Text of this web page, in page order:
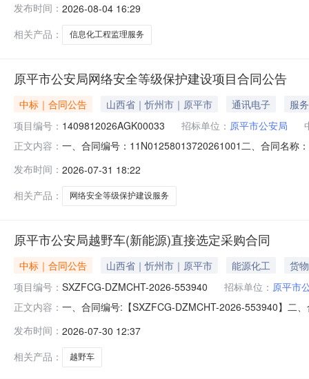
发布时间： 2026-08-04 16:29
相关产品：
信息化工程监理服务
原平市公安局网络安全等级保护建设项目合同公告
中标｜合同公告 山西省｜忻州市｜原平市 通讯电子
服务
项目编号： 1409812026AGK00033 招标单位： 原平市公安局
正文内容： 一、合同编号：11N01258013720261001二、合同名称
山西综改示范区太原唐槐园区坞城南路174号大云物创
发布时间： 2026-07-31 18:22
相关产品：
网络安全等级保护建设服务
原平市公安局越野车(新能源)直接选定采购合同
中标｜合同公告 山西省｜忻州市｜原平市 能源化工
货物
项目编号： SXZFCG-DZMCHT-2026-553940 招标单位： 原平市
正文内容： 一、合同编号:【SXZFCG-DZMCHT-2026-553940】二
有限公司】地址：马练营路59号联系人：黄振华六、合
动;最
发布时间： 2026-07-30 12:37
相关产品：
越野车